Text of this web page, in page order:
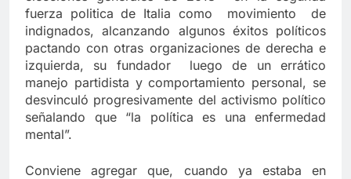
fuerza politica de Italia como movimiento de
indignados, alcanzando algunos éxitos políticos
pactando con otras organizaciones de derecha e
izquierda, su fundador luego de un errático
manejo partidista y comportamiento personal, se
desvinculó progresivamente del activismo político
señalando que “la política es una enfermedad
mental”.
Conviene agregar que, cuando ya estaba en